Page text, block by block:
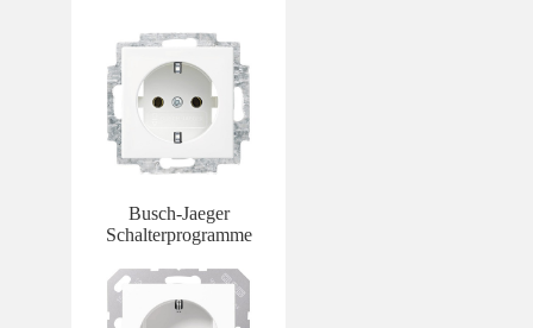
Busch-Jaeger
Schalterprogramme